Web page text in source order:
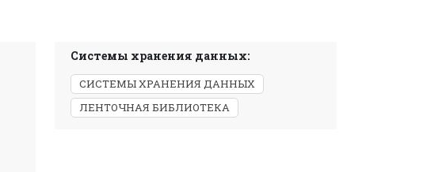
Системы хранения данных:
СИСТЕМЫ ХРАНЕНИЯ ДАННЫХ
ЛЕНТОЧНАЯ БИБЛИОТЕКА